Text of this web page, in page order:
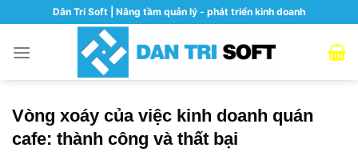
content
Dân Trí Soft | Nâng tầm quản lý - phát triển kinh doanh
Vòng xoáy của việc kinh doanh quán
cafe: thành công và thất bại